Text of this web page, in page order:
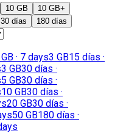
10 GB 10 GB+
30 días 180 días
· 7 days3 GB15 días ·
3 GB30 días ·
5 GB30 días ·
10 GB30 días ·
20 GB30 días ·
50 GB180 días ·